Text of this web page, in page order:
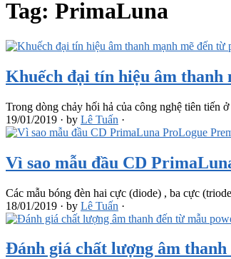
Tag: PrimaLuna
Khuếch đại tín hiệu âm
Trong dòng chảy hối hả của công nghệ tiên
19/01/2019 · by Lê Tuấn ·
Vì sao mẫu đầu CD
Các mẫu bóng đèn hai cực (diode) , ba cực
18/01/2019 · by Lê Tuấn ·
Đánh giá chất lượng âm